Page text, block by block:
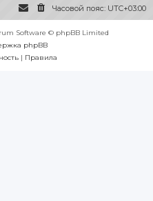
Часовой пояс: UTC+03:00
Software © phpBB Limited
phpBB
| Правила